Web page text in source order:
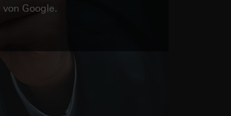
von Google.